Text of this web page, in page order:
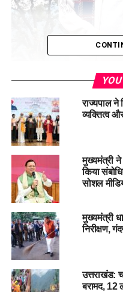
मुख्यमंत्री धामी ने बताया कि
के बागान लगाने वाले किसानों
जा रही है। यह योजना राज्य के
और बागवानी क्षेत्र को नई दिशा
राज्यपाल ने
व्यक्तित्व
मुख्यमंत्री
किया
सोशल
मुख्यमंत्री
निरीक्षण,
उत्तराखंड:
बरामद, 12